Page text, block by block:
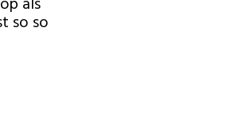
so so